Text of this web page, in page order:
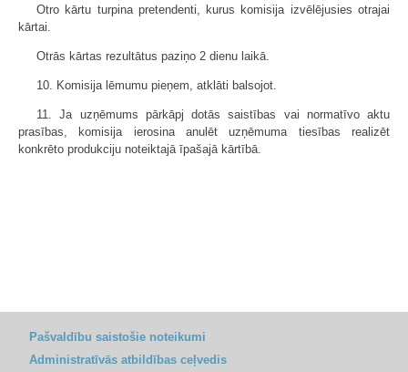
Otro kārtu turpina pretendenti, kurus komisija izvēlējusies otrajai
kārtai.
Otrās kārtas rezultātus paziņo 2 dienu laikā.
10. Komisija lēmumu pieņem, atklāti balsojot.
11. Ja uzņēmums pārkāpj dotās saistības vai normatīvo aktu
prasības, komisija ierosina anulēt uzņēmuma tiesības realizēt
konkrēto produkciju noteiktajā īpašajā kārtībā.
Pašvaldību saistošie noteikumi
Administratīvās atbildības ceļvedis